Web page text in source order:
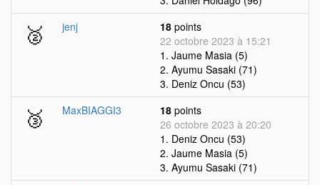
🥈 jenj 18 points
22 octobre 2023 à 15:21
1. Jaume Masia (5)
2. Ayumu Sasaki (71)
3. Deniz Oncu (53)
🥉 MaxBIAGGI3 18 points
26 octobre 2023 à 20:20
1. Deniz Oncu (53)
2. Jaume Masia (5)
3. Ayumu Sasaki (71)